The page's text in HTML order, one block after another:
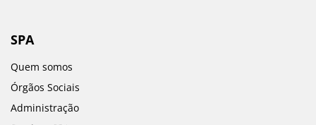
SPA
Quem somos
Órgãos Sociais
Administração